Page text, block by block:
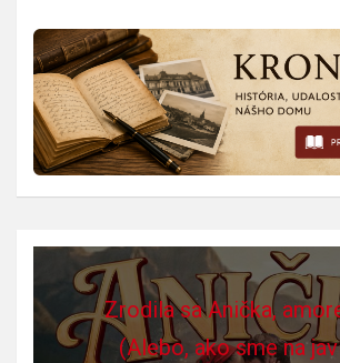
Zrodila sa Anička,
(Alebo, ako sme na